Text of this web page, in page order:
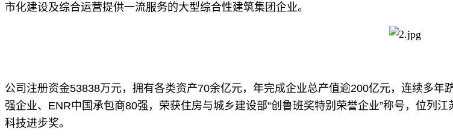
市化建设及综合运营提供一流服务的大型综合性建筑集团企业。
公司注册资金53838万元，拥有各类资产70余亿元，年完成企业总产值逾200亿元，连续多
强企业、ENR中国承包商80强，荣获住房与城乡建设部“创鲁班奖特别荣誉企业”称号，位列
科技进步奖。